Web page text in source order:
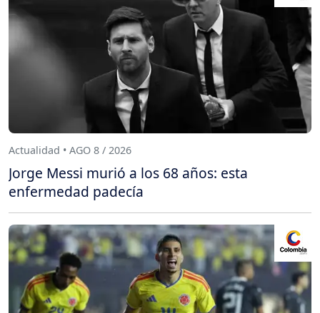
Actualidad • AGO 8 / 2026
Jorge Messi murió a los 68 años: esta
enfermedad padecía